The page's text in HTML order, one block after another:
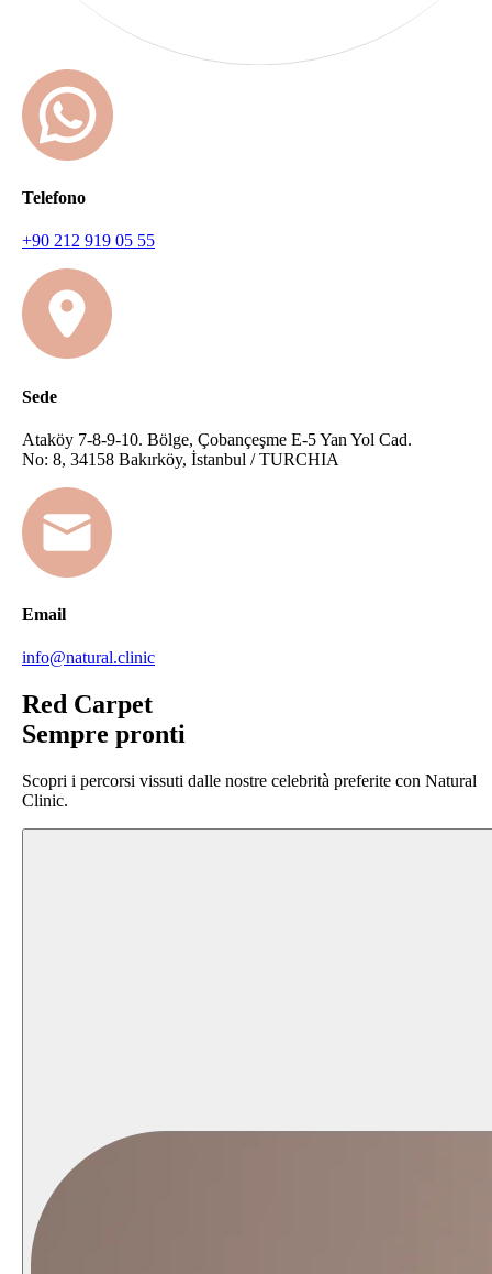
Telefono
+90 212 919 05 55
Sede
Ataköy 7-8-9-10. Bölge, Çobançeşme E-5 Yan Yol Cad.
No: 8, 34158 Bakırköy, İstanbul / TURCHIA
Email
info@natural.clinic
Red Carpet
Sempre pronti
Scopri i percorsi vissuti dalle nostre celebrità preferite con Natural
Clinic.